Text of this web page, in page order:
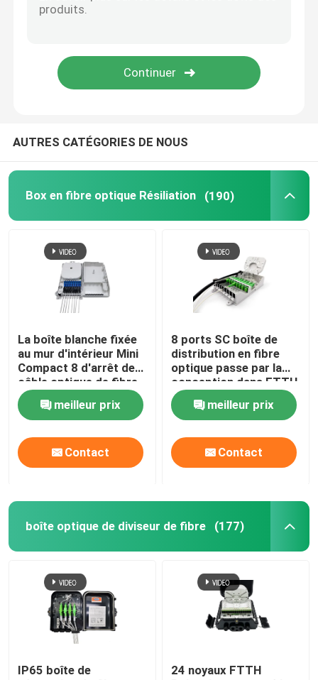
Cordon à fibre optique
Fiber Optic Adaptateur
Connecteur Installable de champ
FTTH Drop Cable
Panneau de fibre optique
Fermeture optique d'épissure de fibre
Unité optique de réseau
Ensembles d'installation de câbles
Le câble AOC
WDM CWDM DWDM
Module de SFP
AUTRES CATÉGORIES DE NOUS
Box en fibre optique Résiliation (190)
La boîte blanche fixée
au mur d'intérieur Mini
Compact 8 d'arrêt de
câble optique de fibre
d'IP54 FTTH creuse
l'adaptateur de Sc
meilleur prix
Contact
8 ports SC boîte de
distribution en fibre
optique passe par la
conception dans FTTH
GPON CATV
meilleur prix
Contact
boîte optique de diviseur de fibre (177)
IP65 boîte de
24 noyaux FTTH